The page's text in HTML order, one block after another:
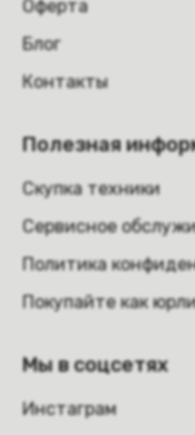
Оферта
Блог
Контакты
Полезная
Скупка техники
Сервисное
Политика
Покупайте как
Мы в соцсетях
Инстаграм